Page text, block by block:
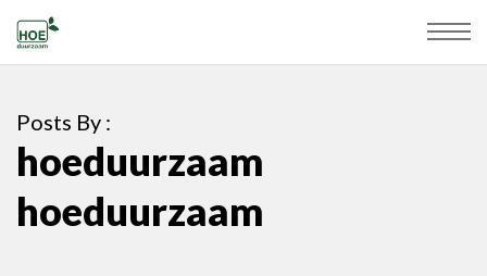
Posts By :
hoeduurzaam
hoeduurzaam